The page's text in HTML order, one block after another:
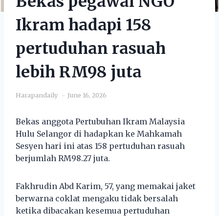
Ikram hadapi 158
pertuduhan rasuah
lebih RM98 juta
Harapandaily June 16, 2026
Bekas anggota Pertubuhan Ikram Malaysia
Hulu Selangor di hadapkan ke Mahkamah
Sesyen hari ini atas 158 pertuduhan rasuah
berjumlah RM98.27 juta.
Fakhrudin Abd Karim, 57, yang memakai jaket
berwarna coklat mengaku tidak bersalah
ketika dibacakan kesemua pertuduhan